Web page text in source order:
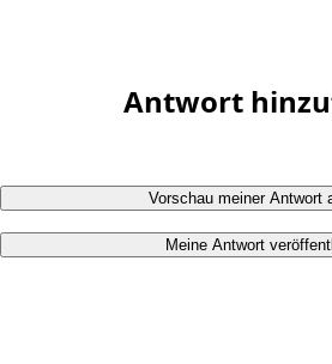
Antwort
Vorschau meiner Antwort
Meine Antwort